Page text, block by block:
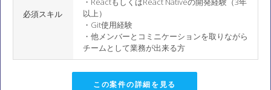
必須スキル
以上）
・Git使用経験
・他メンバーとコミニケーションを取りながら
チームとして業務が出来る方
この案件の詳細を見る